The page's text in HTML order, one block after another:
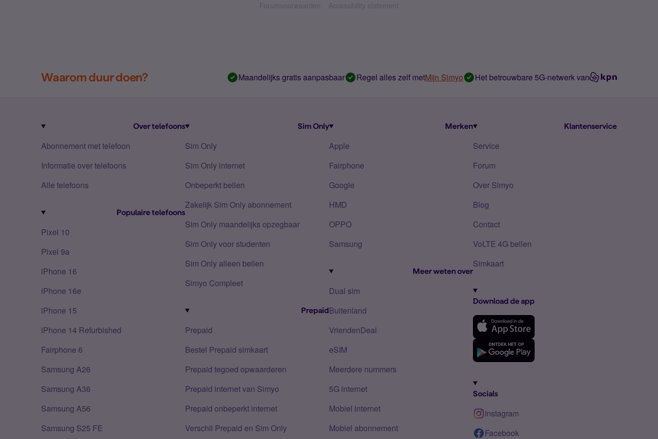
Forumvoorwaarden Accessibility statement
Waarom duur doen? Maandelijks gratis aanpasbaar Regel alles zelf metMijn Simyo Het betrouwbare 5G-netwerk van
Over telefoons
Abonnement met telefoon
Informatie over telefoons
Alle telefoons
Populaire telefoons
Pixel 10
Pixel 9a
iPhone 16
iPhone 16e
iPhone 15
iPhone 14 Refurbished
Fairphone 6
Samsung A26
Samsung A36
Samsung A56
Samsung S25 FE
Sim Only
Sim Only
Sim Only internet
Onbeperkt bellen
Zakelijk Sim Only abonnement
Sim Only maandelijks opzegbaar
Sim Only voor studenten
Sim Only alleen bellen
Simyo Compleet
Prepaid
Prepaid
Bestel Prepaid simkaart
Prepaid tegoed opwaarderen
Prepaid internet van Simyo
Prepaid onbeperkt internet
Verschil Prepaid en Sim Only
Merken
Apple
Fairphone
Google
HMD
OPPO
Samsung
Meer weten over
Dual sim
Buitenland
VriendenDeal
eSIM
Meerdere nummers
5G internet
Mobiel internet
Mobiel abonnement
Klantenservice
Service
Forum
Over Simyo
Blog
Contact
VoLTE 4G bellen
Simkaart
Download de app
Socials
Instagram
Facebook